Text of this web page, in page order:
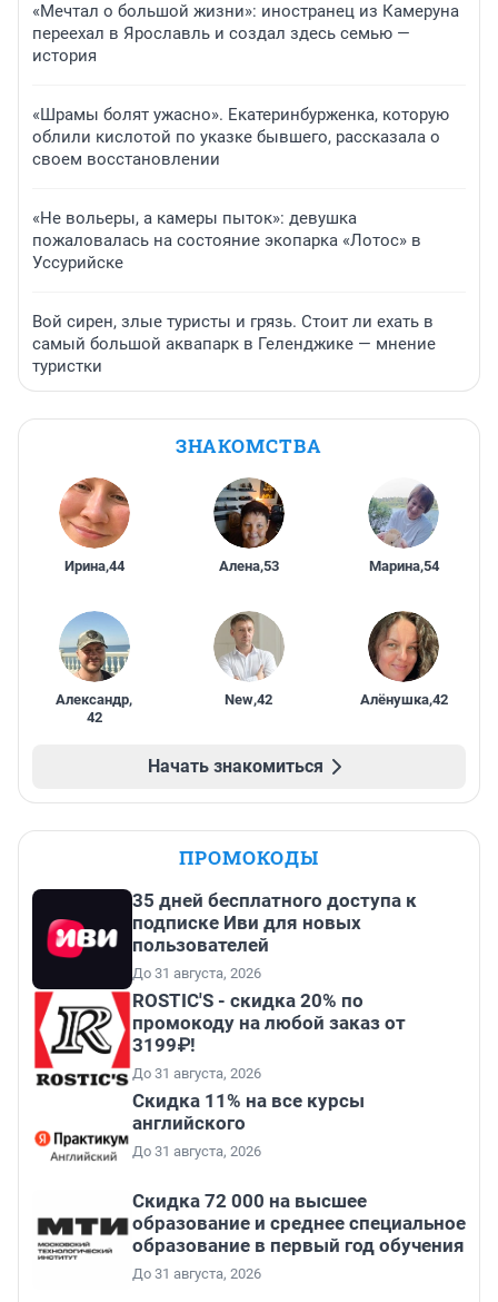
«Мечтал о большой жизни»: иностранец из Камеруна
переехал в Ярославль и создал здесь семью —
история
«Шрамы болят ужасно». Екатеринбурженка, которую
облили кислотой по указке бывшего, рассказала о
своем восстановлении
«Не вольеры, а камеры пыток»: девушка
пожаловалась на состояние экопарка «Лотос» в
Уссурийске
Вой сирен, злые туристы и грязь. Стоит ли ехать в
самый большой аквапарк в Геленджике — мнение
туристки
ЗНАКОМСТВА
Ирина,44 Алена,53 Марина,54
Александр,
42
New,42 Алёнушка,42
Начать знакомиться
ПРОМОКОДЫ
35 дней бесплатного доступа к
подписке Иви для новых
пользователей
До 31 августа, 2026
ROSTIC'S - скидка 20% по
промокоду на любой заказ от
3199₽!
До 31 августа, 2026
Скидка 11% на все курсы
английского
До 31 августа, 2026
Скидка 72 000 на высшее
образование и среднее специальное
образование в первый год обучения
До 31 августа, 2026